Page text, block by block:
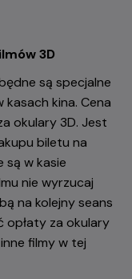
3D
są specjalne
kina. Cena
okulary 3D. Jest
biletu na
są w kasie
nie wyrzucaj
na kolejny seans
opłaty za okulary
filmy w tej